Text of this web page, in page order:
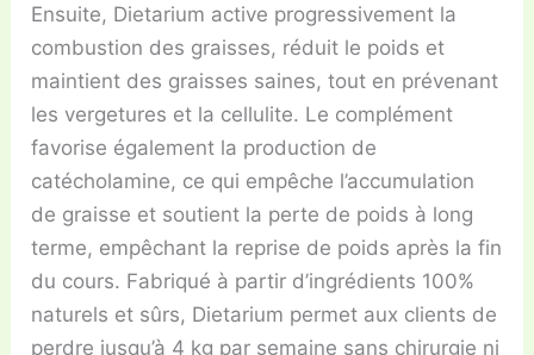
Ensuite, Dietarium active progressivement la
combustion des graisses, réduit le poids et
maintient des graisses saines, tout en prévenant
les vergetures et la cellulite. Le complément
favorise également la production de
catécholamine, ce qui empêche l’accumulation
de graisse et soutient la perte de poids à long
terme, empêchant la reprise de poids après la fin
du cours. Fabriqué à partir d’ingrédients 100%
naturels et sûrs, Dietarium permet aux clients de
perdre jusqu’à 4 kg par semaine sans chirurgie ni